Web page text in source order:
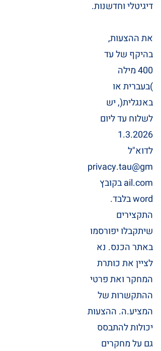
דיגיטלי וחדשנות.
את ההצעות,
בהיקף של עד
400 מילה
)בעברית או
באנגלית(, יש
לשלוח עד ליום
1.3.2026
לדוא"ל
privacy.tau@gm
ail.comבקובץ
word בלבד.
התקצירים
שיתקבלו יפורסמו
באתר הכנס. נא
לציין את כותרת
המחקר ואת פרטי
ההתקשרות של
המציע.ה. ההצעות
יכולות להתבסס
גם על מחקרים